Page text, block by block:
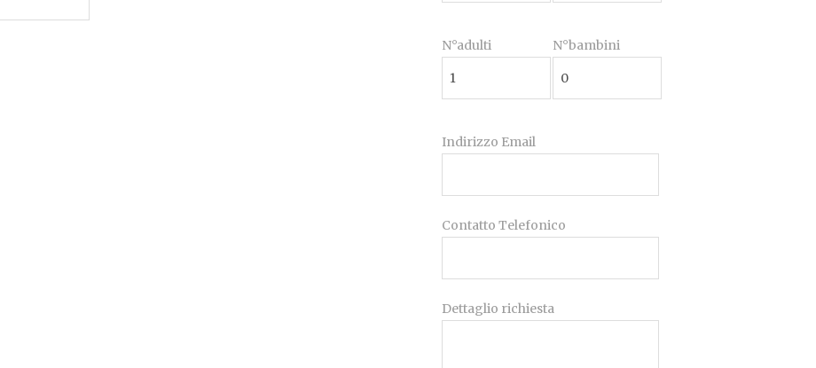
N°adulti N°bambini
Indirizzo Email
Contatto Telefonico
Dettaglio richiesta